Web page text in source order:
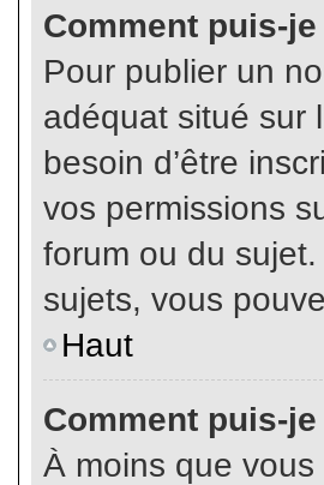
Comment puis-
Pour publier un
adéquat situé sur
besoin d’être
vos permissions
forum ou du
sujets, vous
Haut
Comment puis-
À moins que